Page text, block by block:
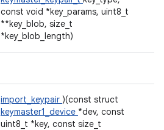
const void *key_params, uint8_t
**key_blob, size_t
*key_blob_length)
import_keypair )(const struct
keymaster1_device *dev, const
uint8_t *key, const size_t